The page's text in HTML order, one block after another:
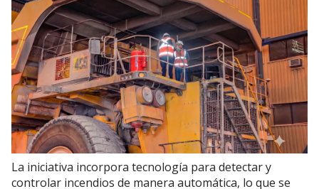
La iniciativa incorpora tecnología para detectar y
controlar incendios de manera automática, lo que se